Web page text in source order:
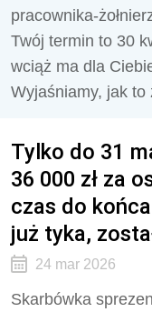
pracownika-
Twój termin to 30
wciąż ma dla
Wyjaśniamy, jak to
Tylko do 31
36 000 zł za
czas do
już tyka,
24 mar 2026
Skarbówka